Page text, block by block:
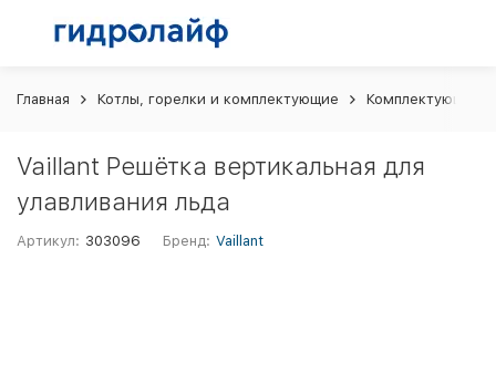
Главная Котлы, горелки и комплектующие Комплектующие и
Vaillant Решётка вертикальная для
улавливания льда
Артикул: 303096 Бренд: Vaillant